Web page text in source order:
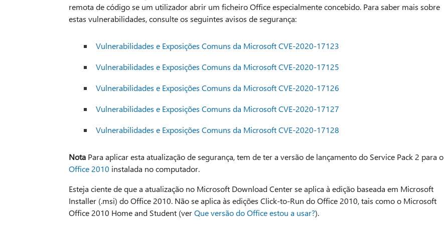
remota de código se um utilizador abrir um ficheiro Office especialmente concebido. Para saber mais sobre
estas vulnerabilidades, consulte os seguintes avisos de segurança:
Vulnerabilidades e Exposições Comuns da Microsoft CVE-2020-17123
Vulnerabilidades e Exposições Comuns da Microsoft CVE-2020-17125
Vulnerabilidades e Exposições Comuns da Microsoft CVE-2020-17126
Vulnerabilidades e Exposições Comuns da Microsoft CVE-2020-17127
Vulnerabilidades e Exposições Comuns da Microsoft CVE-2020-17128
NotaPara aplicar esta atualização de segurança, tem de ter a versão de lançamento do Service Pack 2 para o
Office 2010 instalada no computador.
Esteja ciente de que a atualização no Microsoft Download Center se aplica à edição baseada em Microsoft
Installer (.msi) do Office 2010. Não se aplica às edições Click-to-Run do Office 2010, tais como o Microsoft
Office 2010 Home and Student (verQue versão do Office estou a usar?).